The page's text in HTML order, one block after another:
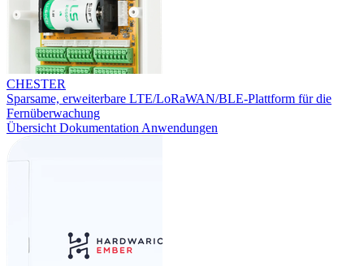
CHESTER
Sparsame, erweiterbare LTE/LoRaWAN/BLE-Plattform für die
Fernüberwachung
Übersicht Dokumentation Anwendungen